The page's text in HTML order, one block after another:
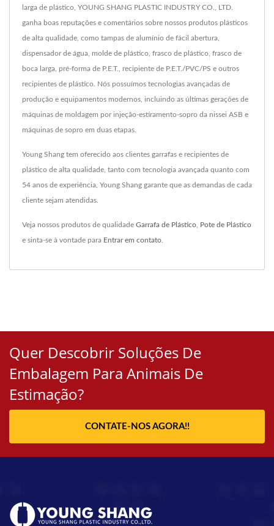
larga de plástico, YOUNG SHANG PLASTIC INDUSTRY CO., LTD.
ganha boas reputações e comentários sobre nossos produtos plásticos
de alta qualidade, como tampas de alumínio de fácil abertura,
dispensador de água, molde de plástico, frasco de plástico, frasco de
boca larga, pré-forma de P.E.T., recipiente de P.E.T./PVC/PS e outros
recipientes de plástico. Nós possuímos tecnologias avançadas de
produção e equipamentos modernos, incluindo as últimas gerações de
máquinas de moldagem por injeção-estiramento-sopro da nissei ASB e
máquinas de sopro em duas etapas.
Young Shang tem oferecido aos clientes garrafas e recipientes de
plástico de alta qualidade, tanto com tecnologia avançada quanto com
54 anos de experiência, Young Shang garante que as demandas de cada
cliente sejam atendidas.
Veja nossos produtos de qualidade Garrafa de Plástico Pote de Plástico
e sinta-se à vontade para Entrar em contato
Quer Descobrir Soluções De
Embalagem Para Animais De
Estimação?
CONTATE-NOS AGORA!!